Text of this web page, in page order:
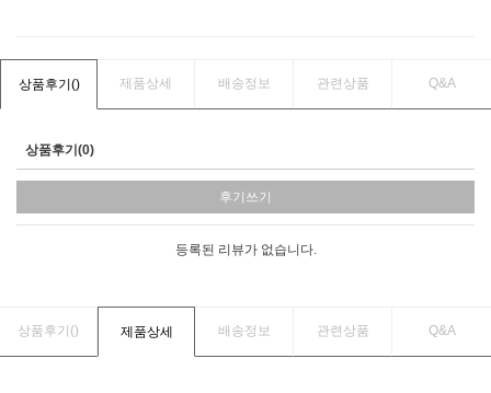
상품후기() 제품상세 배송정보 관련상품 Q&A
상품후기(0)
후기쓰기
등록된 리뷰가 없습니다.
상품후기() 제품상세 배송정보 관련상품 Q&A